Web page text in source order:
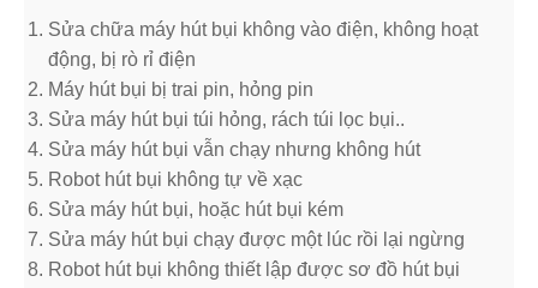
Sửa chữa máy hút bụi không vào điện, không hoạt
động, bị rò rỉ điện
Máy hút bụi bị trai pin, hỏng pin
Sửa máy hút bụi túi hỏng, rách túi lọc bụi..
Sửa máy hút bụi vẫn chạy nhưng không hút
Robot hút bụi không tự về xạc
Sửa máy hút bụi, hoặc hút bụi kém
Sửa máy hút bụi chạy được một lúc rồi lại ngừng
Robot hút bụi không thiết lập được sơ đồ hút bụi